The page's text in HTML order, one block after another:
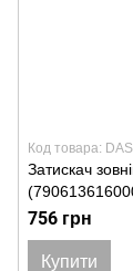
Код товара:
Затискач
756 грн
Купити